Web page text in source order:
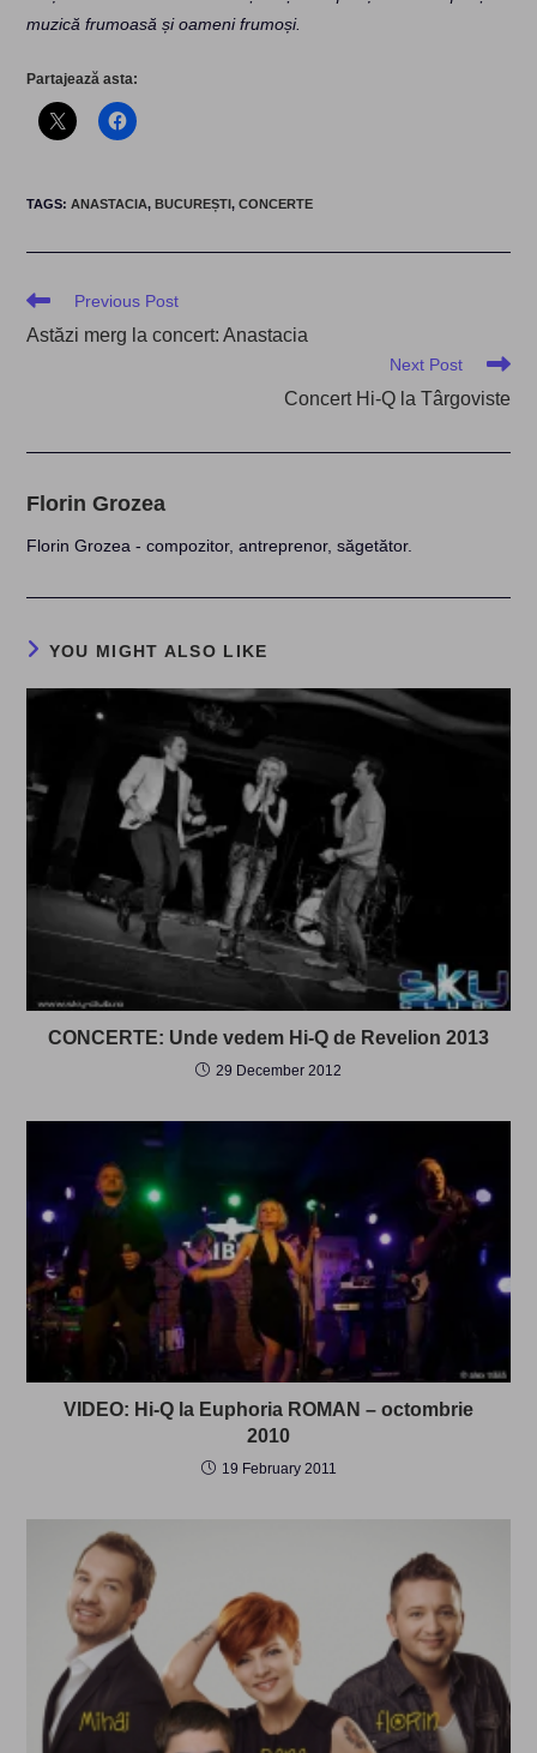
muzică frumoasă și oameni frumoși.
Partajează asta:
TAGS:ANASTACIA, BUCUREȘTI, CONCERTE
Read
articles
Previous Post
Astăzi merg la concert: Anastacia
Next Post
Concert Hi-Q la Târgoviste
Florin Grozea
Florin Grozea - compozitor, antreprenor, săgetător.
YOU MIGHT ALSO LIKE
CONCERTE: Unde vedem Hi-Q de Revelion 2013
29 December 2012
VIDEO: Hi-Q la Euphoria ROMAN – octombrie
2010
19 February 2011